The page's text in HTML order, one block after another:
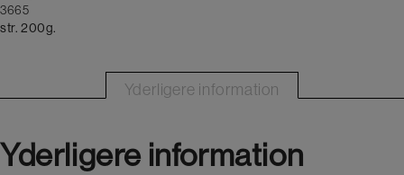
3665
str. 200g.
Yderligere information
Yderligere information